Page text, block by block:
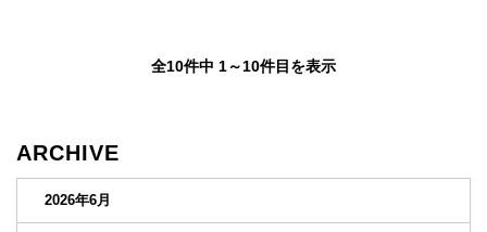
全10件中 1～10件目を表示
ARCHIVE
2026年6月